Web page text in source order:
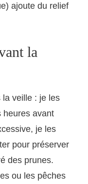
ajoute du relief
la
la veille : je les
heures avant
je les
pour préserver
des prunes.
ou les pêches